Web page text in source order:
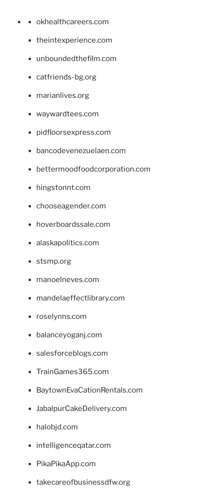
okhealthcareers.com
theintexperience.com
unboundedthefilm.com
catfriends-bg.org
marianlives.org
waywardtees.com
pidfloorsexpress.com
bancodevenezuelaen.com
bettermoodfoodcorporation.com
hingstonnt.com
chooseagender.com
hoverboardssale.com
alaskapolitics.com
stsmp.org
manoelneves.com
mandelaeffectlibrary.com
roselynns.com
balanceyoganj.com
salesforceblogs.com
TrainGames365.com
BaytownEvaCationRentals.com
JabalpurCakeDelivery.com
halobjd.com
intelligenceqatar.com
PikaPikaApp.com
takecareofbusinessdfw.org